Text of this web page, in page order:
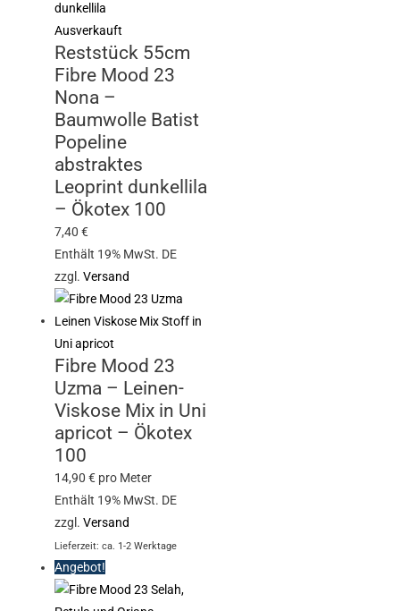
Ausverkauft
Reststück 55cm
Fibre Mood 23
Nona –
Baumwolle Batist
Popeline
abstraktes
Leoprint dunkellila
– Ökotex 100
7,40€
Enthält 19% MwSt. DE
zzgl.Versand
Fibre Mood 23
Uzma – Leinen-
Viskose Mix in Uni
apricot – Ökotex
100
14,90€ pro Meter
Enthält 19% MwSt. DE
zzgl.Versand
Lieferzeit: ca. 1-2 Werktage
Angebot!